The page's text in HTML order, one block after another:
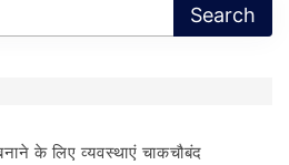
के लिए व्यवस्थाएं चाकचौबंद